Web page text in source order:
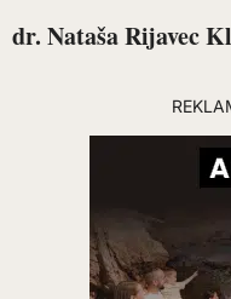
dr. Nataša Rijavec